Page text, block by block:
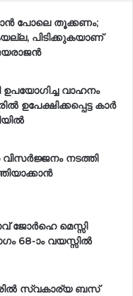
പോലെ തൂക്കണം;
പിടിക്കുകയാണ്
വാഹനം
ഉപേക്ഷിക്കപ്പെട്ട കാർ
നടത്തി
ജോർഹെ മെസ്സി
68-ാം വയസ്സിൽ
സ്വകാര്യ ബസ്